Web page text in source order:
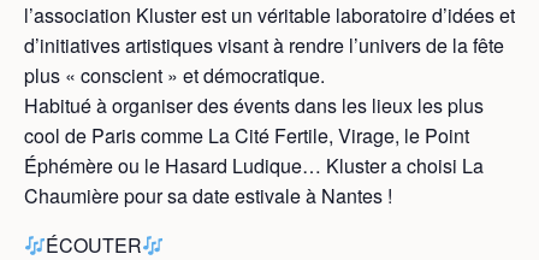
l’association Kluster est un véritable laboratoire d’idées et
d’initiatives artistiques visant à rendre l’univers de la fête
plus « conscient » et démocratique.
Habitué à organiser des évents dans les lieux les plus
cool de Paris comme La Cité Fertile, Virage, le Point
Éphémère ou le Hasard Ludique… Kluster a choisi La
Chaumière pour sa date estivale à Nantes !
ÉCOUTER